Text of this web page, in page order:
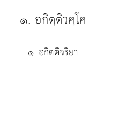
๑. อกิตฺติวคฺโค
๑. อกิตฺติจริยา